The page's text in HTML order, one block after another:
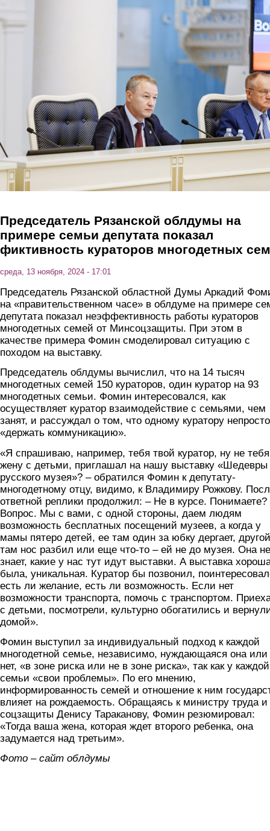
Председатель Рязанской облдумы на
примере семьи депутата показал
фиктивность кураторов многодетных
среда, 13 ноября, 2024 - 17:01
Председатель Рязанской областной Думы Аркадий
на «правительственном часе» в облдуме на примере
депутата показал неэффективность работы кураторов
многодетных семей от Минсоцзащиты. При этом в
качестве примера Фомин смоделировал ситуацию с
походом на выставку.
Председатель облдумы вычислил, что на 14 тысяч
многодетных семей 150 кураторов, один куратор на 93
многодетных семьи. Фомин интересовался, как
осуществляет куратор взаимодействие с семьями, чем
занят, и рассуждал о том, что одному куратору непросто
«держать коммуникацию».
«Я спрашиваю, например, тебя твой куратор, ну не
жену с детьми, приглашал на нашу выставку «Шедевры
русского музея»? – обратился Фомин к депутату-
многодетному отцу, видимо, к Владимиру Рожкову.
ответной реплики продолжил: – Не в курсе. Понимаете?
Вопрос. Мы с вами, с одной стороны, даем людям
возможность бесплатных посещений музеев, а когда у
мамы пятеро детей, ее там один за юбку дергает, другой
там нос разбил или еще что-то – ей не до музея. Она не
знает, какие у нас тут идут выставки. А выставка
была, уникальная. Куратор бы позвонил,
есть ли желание, есть ли возможность. Если нет
возможности транспорта, помочь с транспортом.
с детьми, посмотрели, культурно обогатились и
домой».
Фомин выступил за индивидуальный подход к каждой
многодетной семье, независимо, нуждающаяся она или
нет, «в зоне риска или не в зоне риска», так как у каждой
семьи «свои проблемы». По его мнению,
информированность семей и отношение к ним
влияет на рождаемость. Обращаясь к министру труда и
соцзащиты Денису Тараканову, Фомин резюмировал:
«Тогда ваша жена, которая ждет второго ребенка, она
задумается над третьим».
Фото – сайт облдумы